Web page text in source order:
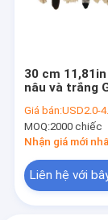
30 cm
nâu và trắng
vật Gấu trúc
3 Asstd
Giá bán:USD2.0-
MOQ:2000 chiếc
Nhận giá mới
Liên hệ với